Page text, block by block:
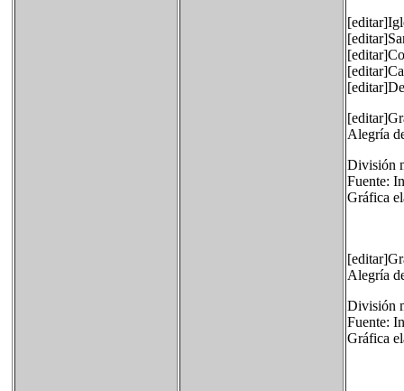
Alegría
División
Fuente:
Gráfica
Alegría
División
Fuente:
Gráfica